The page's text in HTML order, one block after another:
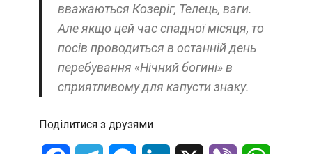
вважаються Козеріг, Телець, ваги.
Але якщо цей час спадної місяця, то
посів проводиться в останній день
перебування «Нічний богині» в
сприятливому для капусти знаку.
Поділитися з друзями